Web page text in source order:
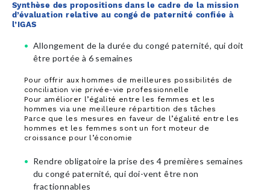
Synthèse des propositions dans le cadre de la mission
d’évaluation relative au congé de paternité confiée à
l’IGAS
Allongement de la durée du congé paternité, qui doit
être portée à 6 semaines
Pour offrir aux hommes de meilleures possibilités de
conciliation vie privée-vie professionnelle
Pour améliorer l’égalité entre les femmes et les
hommes via une meilleure répartition des tâches
Parce que les mesures en faveur de l’égalité entre les
hommes et les femmes sont un fort moteur de
croissance pour l’économie
Rendre obligatoire la prise des 4 premières semaines
du congé paternité, qui doi-vent être non
fractionnables